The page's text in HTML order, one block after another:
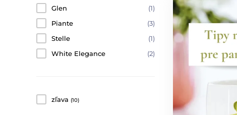
Glen
(1)
Piante
(3)
Stelle
(1)
White Elegance
(2)
zľava (10)